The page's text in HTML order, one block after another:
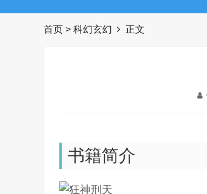
首页 > 科幻玄幻 正文
书籍简介